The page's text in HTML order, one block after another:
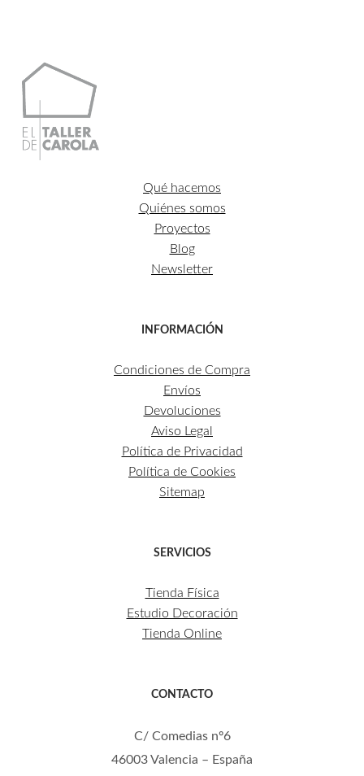
Qué hacemos
Quiénes somos
Proyectos
Blog
Newsletter
INFORMACIÓN
Condiciones de Compra
Envíos
Devoluciones
Aviso Legal
Política de Privacidad
Política de Cookies
Sitemap
SERVICIOS
Tienda Física
Estudio Decoración
Tienda Online
CONTACTO
C/ Comedias nº6
46003 Valencia – España